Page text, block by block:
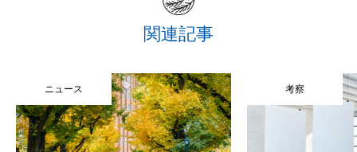
関連記事
ニュース 考察